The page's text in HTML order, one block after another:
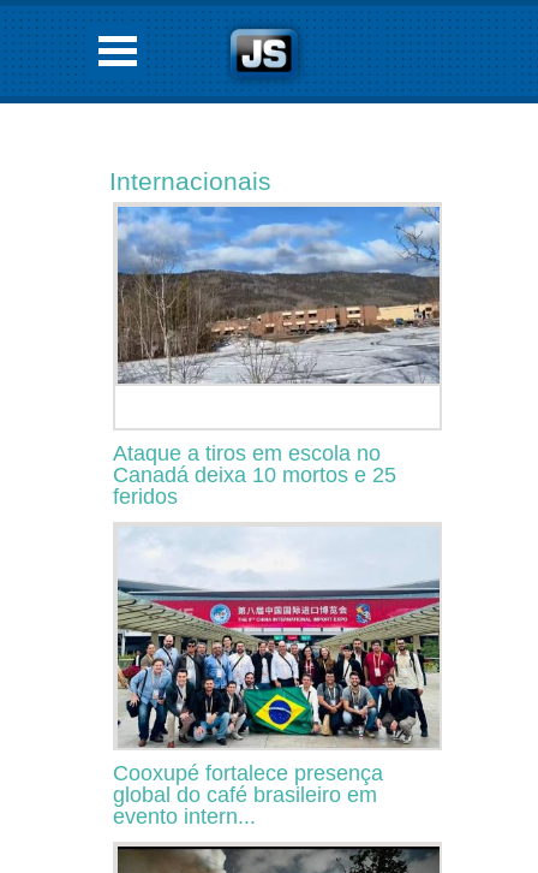
Internacionais
Ataque a tiros em escola no
Canadá deixa 10 mortos e 25
feridos
Cooxupé fortalece presença
global do café brasileiro em
evento intern...